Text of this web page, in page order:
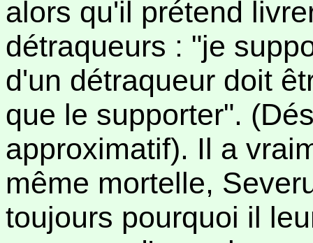
alors qu'il prétend
détraqueurs : "je
d'un détraqueur doit
que le supporter".
approximatif). Il a
même mortelle,
toujours pourquoi il